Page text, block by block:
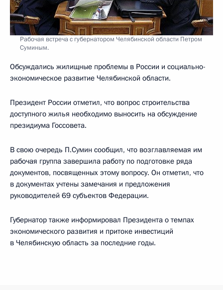
Рабочая встреча с губернатором Челябинской области Петром
Суминым.
Обсуждались жилищные проблемы в России и социально-
экономическое развитие Челябинской области.
Президент России отметил, что вопрос строительства
доступного жилья необходимо выносить на обсуждение
президиума Госсовета.
В свою очередь П.Сумин сообщил, что возглавляемая им
рабочая группа завершила работу по подготовке ряда
документов, посвященных этому вопросу. Он отметил, что
в документах учтены замечания и предложения
руководителей 69 субъектов Федерации.
Губернатор также информировал Президента о темпах
экономического развития и притоке инвестиций
в Челябинскую область за последние годы.